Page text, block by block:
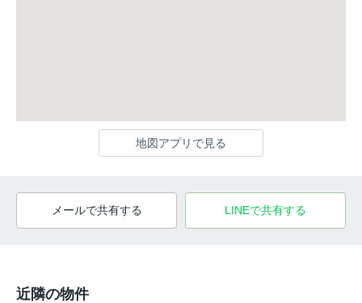
地図アプリで見る
メールで共有する LINEで共有する
近隣の物件